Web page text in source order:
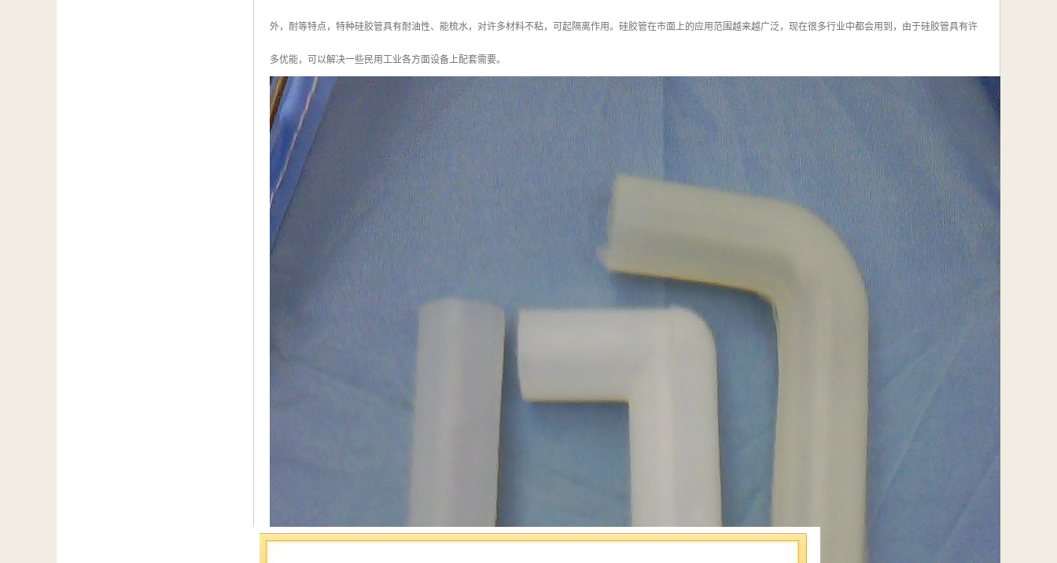
外，耐等特点，特种硅胶管具有耐油性、能梳水，对许多材料不粘，可起隔离作用。硅胶管在市面上的应用范围越来越广泛，现在很多行业中都会用到，由于硅胶管具有许
多优能，可以解决一些民用工业各方面设备上配套需要。